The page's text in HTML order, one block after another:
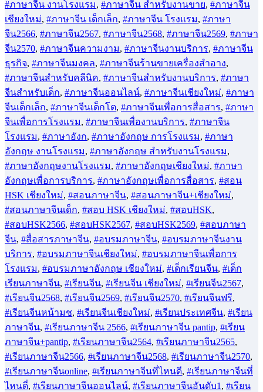
#ภาษาจีน งานโรงแรม, #ภาษาจีน สำหรับงานขาย, #ภาษาจีน
เชียงใหม่, #ภาษาจีน เด็กเล็ก, #ภาษาจีน โรงแรม, #ภาษา
จีน2566, #ภาษาจีน2567, #ภาษาจีน2568, #ภาษาจีน2569, #ภาษา
จีน2570, #ภาษาจีนความงาม, #ภาษาจีนงานบริการ, #ภาษาจีน
ธุรกิจ, #ภาษาจีนมงคล, #ภาษาจีนร้านขายเครื่องสำอาง,
#ภาษาจีนสำหรับคลีนิค, #ภาษาจีนสำหรับงานบริการ, #ภาษา
จีนสำหรับเด็ก, #ภาษาจีนออนไลน์, #ภาษาจีนเชียงใหม่, #ภาษา
จีนเด็กเล็ก, #ภาษาจีนเด็กโต, #ภาษาจีนเพื่อการสื่อสาร, #ภาษา
จีนเพื่อการโรงแรม, #ภาษาจีนเพื่องานบริการ, #ภาษาจีน
โรงแรม, #ภาษาอังก, #ภาษาอังกฤษ การโรงแรม, #ภาษา
อังกฤษ งานโรงแรม, #ภาษาอังกฤษ สำหรับงานโรงแรม,
#ภาษาอังกฤษงานโรงแรม, #ภาษาอังกฤษเชียงใหม่, #ภาษา
อังกฤษเพื่อการบริการ, #ภาษาอังกฤษเพื่อการสื่อสาร, #สอน
HSK เชียงใหม่, #สอนภาษาจีน, #สอนภาษาจีน+เชียงใหม่,
#สอนภาษาจีนเด็ก, #สอบ HSK เชียงใหม่, #สอบHSK,
#สอบHSK2566, #สอบHSK2567, #สอบHSK2569, #สอบภาษา
จีน, #สื่อสารภาษาจีน, #อบรมภาษาจีน, #อบรมภาษาจีนงาน
บริการ, #อบรมภาษาจีนเชียงใหม่, #อบรมภาษาจีนเพื่อการ
โรงแรม, #อบรมภาษาอังกฤษ เชียงใหม่, #เด็กเรียนจีน, #เด็ก
เรียนภาษาจีน, #เรียนจีน, #เรียนจีน เชียงใหม่, #เรียนจีน2567,
#เรียนจีน2568, #เรียนจีน2569, #เรียนจีน2570, #เรียนจีนฟรี,
#เรียนจีนหน้ามช, #เรียนจีนเชียงใหม่, #เรียนประเทศจีน, #เรียน
ภาษาจีน, #เรียนภาษาจีน 2566, #เรียนภาษาจีน pantip, #เรียน
ภาษาจีน+pantip, #เรียนภาษาจีน2564, #เรียนภาษาจีน2565,
#เรียนภาษาจีน2566, #เรียนภาษาจีน2568, #เรียนภาษาจีน2570,
#เรียนภาษาจีนonline, #เรียนภาษาจีนที่ไหนดี, #เรียนภาษาจีนที่
ไหนดี่, #เรียนภาษาจีนออนไลน์, #เรียนภาษาจีนอันดับ1 , #เรียน